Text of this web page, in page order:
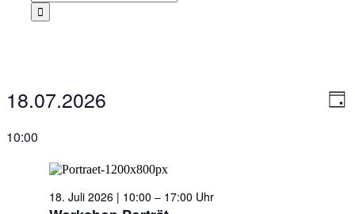
nach:
Veranstaltungen
für
Juli
Tag
18.07.2026
wählen.
10:00
18. Juli 2026 | 10:00 – 17:00